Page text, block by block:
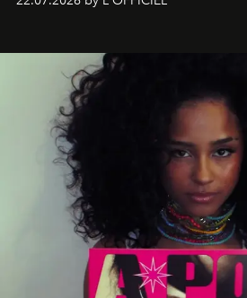
verandert in een bruisende
neerstrijkt in Saint-Tropez. Dit zijn
die deze zomer de toon zetten,
zwoele nachten.